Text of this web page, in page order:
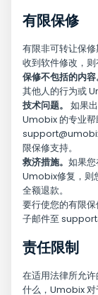
有限保修
有限非可转让保
收到软件修改，则
保修不包括的内容
其他人的行为或
技术问题。 如果
Umobix 的专业帮
限保修支持。
救济措施。 如果
Umobix修复，则
全额退款。
要行使您的有限
子邮件至
责任限制
在适用法律所允
什么，Umobix 对